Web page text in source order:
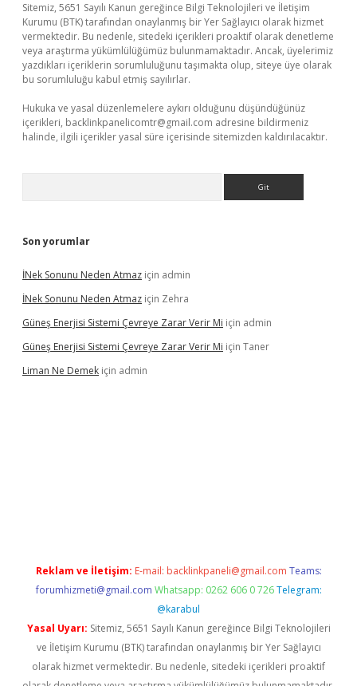
Sitemiz, 5651 Sayılı Kanun gereğince Bilgi Teknolojileri ve İletişim
Kurumu (BTK) tarafından onaylanmış bir Yer Sağlayıcı olarak hizmet
vermektedir. Bu nedenle, sitedeki içerikleri proaktif olarak denetleme
veya araştırma yükümlülüğümüz bulunmamaktadır. Ancak, üyelerimiz
yazdıkları içeriklerin sorumluluğunu taşımakta olup, siteye üye olarak
bu sorumluluğu kabul etmiş sayılırlar.
Hukuka ve yasal düzenlemelere aykırı olduğunu düşündüğünüz
içerikleri, backlinkpanelicomtr@gmail.com adresine bildirmeniz
halinde, ilgili içerikler yasal süre içerisinde sitemizden kaldırılacaktır.
Son yorumlar
İNek Sonunu Neden Atmaz için admin
İNek Sonunu Neden Atmaz için Zehra
Güneş Enerjisi Sistemi Çevreye Zarar Verir Mi için admin
Güneş Enerjisi Sistemi Çevreye Zarar Verir Mi için Taner
Liman Ne Demek için admin
Reklam ve İletişim: E-mail: backlinkpaneli@gmail.com Teams:
forumhizmeti@gmail.com Whatsapp: 0262 606 0 726 Telegram:
@karabul
Yasal Uyarı: Sitemiz, 5651 Sayılı Kanun gereğince Bilgi Teknolojileri
ve İletişim Kurumu (BTK) tarafından onaylanmış bir Yer Sağlayıcı
olarak hizmet vermektedir. Bu nedenle, sitedeki içerikleri proaktif